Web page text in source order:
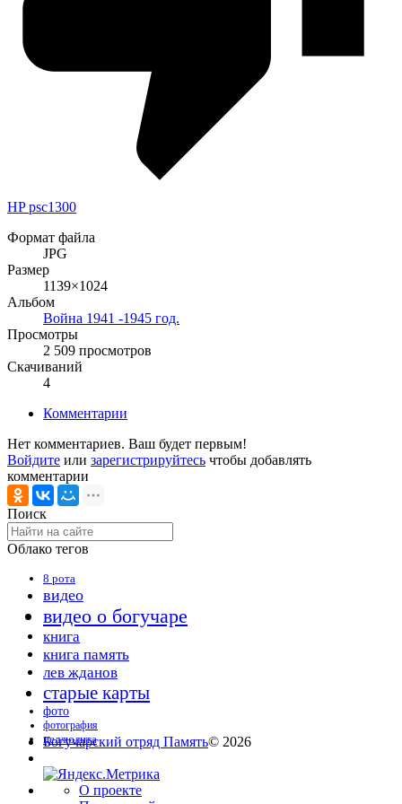
HP psc1300
Формат файла
JPG
Размер
1139×1024
Альбом
Война 1941 -1945 год.
Просмотры
2 509 просмотров
Скачиваний
4
Комментарии
Нет комментариев. Ваш будет первым!
Войдите или зарегистрируйтесь чтобы добавлять
комментарии
Поиск
Облако тегов
8 рота
видео
видео о богучаре
книга
книга память
лев жданов
старые карты
фото
фотография
целлюлита
Богучарский отряд Память© 2026
О проекте